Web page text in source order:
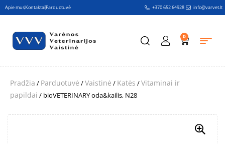
Apie musKontaktaiParduotuvė +370 652 64928 info@varvet.lt
0
Pradžia / Parduotuvė /Vaistinė / Katės /Vitaminai ir
papildai / bioVETERINARY oda&kailis, N28